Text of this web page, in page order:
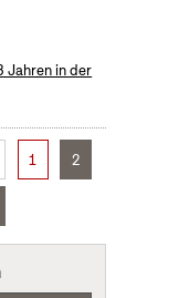
Jahren in der
1 2